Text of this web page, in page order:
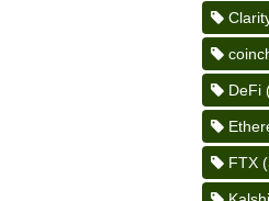
DeFi
FTX